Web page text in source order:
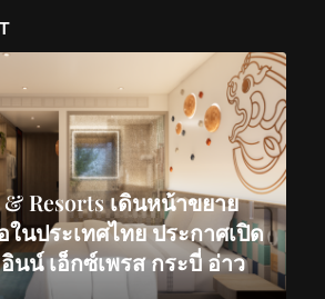
Resorts เดินหน้าขยาย
นประเทศไทย ประกาศเปิด
นน์ เอ็กซ์เพรส กระบี่ อ่าว